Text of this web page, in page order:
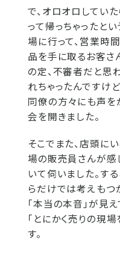
で、オロオロしてい
って帰っちゃったと
場に行って、営業時
品を手に取るお客さ
の定、不審者だと思
れちゃったんですけ
同僚の方々にも声を
会を開きました。
そこでまた、店頭に
場の販売員さんが感
いて伺いました。す
らだけでは考えもつ
「本当の本音」が見
「とにかく売りの現
す。